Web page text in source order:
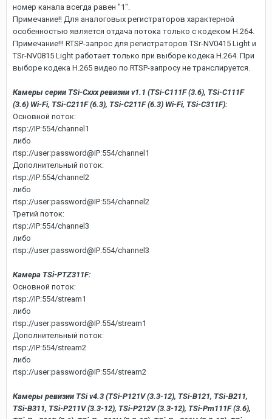
номер канала всегда равен "1".
Примечание!! Для аналоговых регистраторов характерной
особенностью является отдача потока только с кодеком H.264.
Примечание!!! RTSP-запрос для регистраторов TSr-NV0415 Light и
TSr-NV0815 Light работает только при выборе кодека H.264. При
выборе кодека H.265 видео по RTSP-запросу не транслируется.
Камеры серии TSi-Cxxx ревизии v1.1 (TSi-C111F (3.6), TSi-C111F
(3.6) Wi-Fi, TSi-C211F (6.3), TSi-C211F (6.3) Wi-Fi, TSi-C311F):
Основной поток:
rtsp://IP:554/channel1
либо
rtsp://user:password@IP:554/channel1
Дополнительный поток:
rtsp://IP:554/channel2
либо
rtsp://user:password@IP:554/channel2
Третий поток:
rtsp://IP:554/channel3
либо
rtsp://user:password@IP:554/channel3
Камера TSi-PTZ311F:
Основной поток:
rtsp://IP:554/stream1
либо
rtsp://user:password@IP:554/stream1
Дополнительный поток:
rtsp://IP:554/stream2
либо
rtsp://user:password@IP:554/stream2
Камеры ревизии TSi v4.3 (TSi-P121V (3.3-12), TSi-B121, TSi-B211,
TSi-B311, TSi-P211V (3.3-12), TSi-P212V (3.3-12), TSi-Pm111F (3.6),